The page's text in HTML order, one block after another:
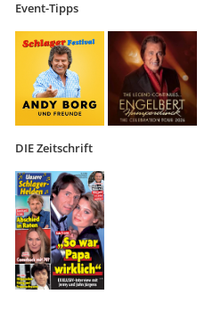
Event-Tipps
DIE Zeitschrift